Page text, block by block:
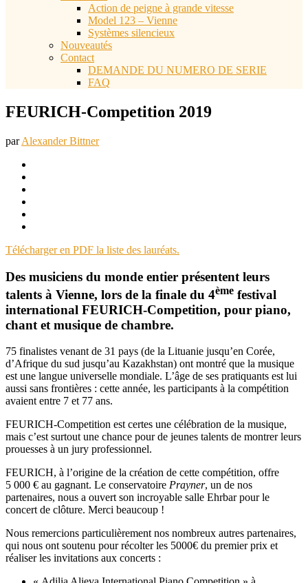
Action de peigne à grande vitesse
Model 123 – Vienne
Systèmes silencieux
Nouveautés
Contact
DEMANDE DU NUMERO DE SERIE
FAQ
FEURICH-Competition 2019
parAlexander Bittner
Télécharger en PDF la liste des lauréats.
Des musiciens du monde entier présentent leurs
talents à Vienne, lors de la finale du 4ème festival
international FEURICH-Competition, pour piano,
chant et musique de chambre.
75 finalistes venant de 31 pays (de la Lituanie jusqu’en Corée,
d’Afrique du sud jusqu’au Kazakhstan) ont montré que la musique
est une langue universelle mondiale. L’âge de ses pratiquants est lui
aussi sans frontières : cette année, les participants à la compétition
avaient entre 7 et 77 ans.
FEURICH-Competition est certes une célébration de la musique,
mais c’est surtout une chance pour de jeunes talents de montrer leurs
prouesses à un jury professionnel.
FEURICH, à l’origine de la création de cette compétition, offre
5 000 € au gagnant. Le conservatoire Prayner, un de nos
partenaires, nous a ouvert son incroyable salle Ehrbar pour le
concert de clôture. Merci beaucoup !
Nous remercions particulièrement nos nombreux autres partenaires,
qui nous ont soutenu pour récolter les 5000€ du premier prix et
réaliser les invitations aux concerts :